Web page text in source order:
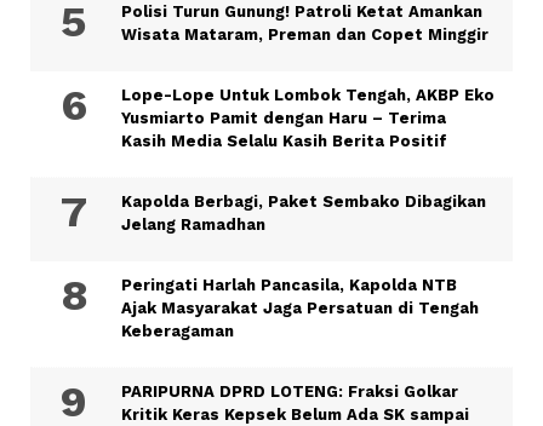
Polisi Turun Gunung! Patroli Ketat Amankan
Wisata Mataram, Preman dan Copet Minggir
Lope-Lope Untuk Lombok Tengah, AKBP Eko
Yusmiarto Pamit dengan Haru – Terima
Kasih Media Selalu Kasih Berita Positif
Kapolda Berbagi, Paket Sembako Dibagikan
Jelang Ramadhan
Peringati Harlah Pancasila, Kapolda NTB
Ajak Masyarakat Jaga Persatuan di Tengah
Keberagaman
PARIPURNA DPRD LOTENG: Fraksi Golkar
Kritik Keras Kepsek Belum Ada SK sampai